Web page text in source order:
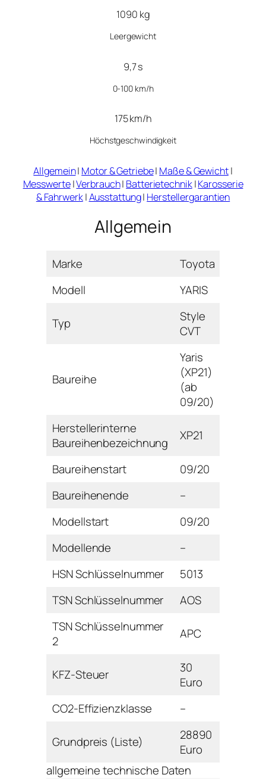
1090 kg
Leergewicht
9,7 s
0-100 km/h
175 km/h
Höchstgeschwindigkeit
Allgemein| Motor & Getriebe| Maße & Gewicht|
Messwerte|Verbrauch| Batterietechnik|Karosserie
& Fahrwerk|Ausstattung| Herstellergarantien
Allgemein
Marke
Toyota
Modell
YARIS
Typ
Style
CVT
Baureihe
Yaris
(XP21)
(ab
09/20)
Herstellerinterne
Baureihenbezeichnung
XP21
Baureihenstart
09/20
Baureihenende
–
Modellstart
09/20
Modellende
–
HSN Schlüsselnummer
5013
TSN Schlüsselnummer
AOS
TSN Schlüsselnummer
2
APC
KFZ-Steuer
30
Euro
CO2-Effizienzklasse
–
Grundpreis (Liste)
28890
Euro
allgemeine technische Daten